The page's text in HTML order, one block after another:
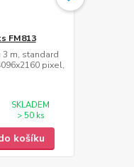
FM813
m, standard
pixel,
SKLADEM
> 50 ks
košíku